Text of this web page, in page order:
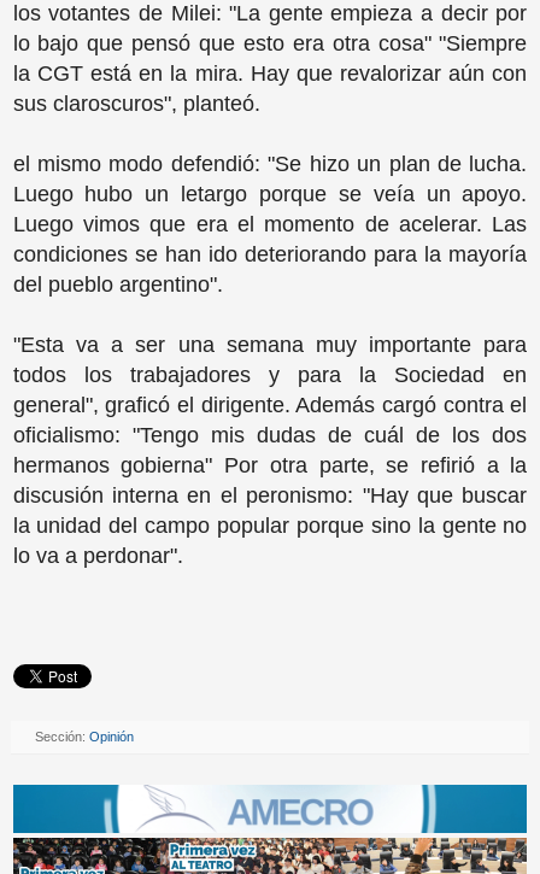
los votantes de Milei: "La gente empieza a decir por
lo bajo que pensó que esto era otra cosa" "Siempre
la CGT está en la mira. Hay que revalorizar aún con
sus claroscuros", planteó.
el mismo modo defendió: "Se hizo un plan de lucha.
Luego hubo un letargo porque se veía un apoyo.
Luego vimos que era el momento de acelerar. Las
condiciones se han ido deteriorando para la mayoría
del pueblo argentino".
"Esta va a ser una semana muy importante para
todos los trabajadores y para la Sociedad en
general", graficó el dirigente. Además cargó contra el
oficialismo: "Tengo mis dudas de cuál de los dos
hermanos gobierna" Por otra parte, se refirió a la
discusión interna en el peronismo: "Hay que buscar
la unidad del campo popular porque sino la gente no
lo va a perdonar".
Sección:Opinión